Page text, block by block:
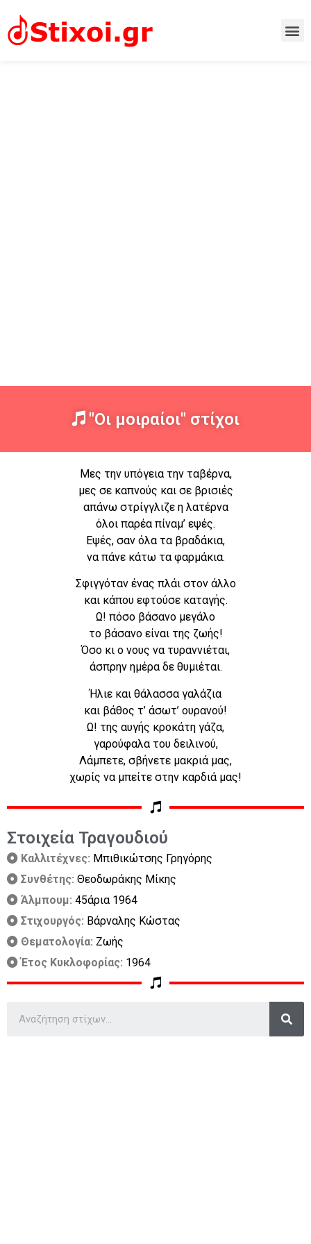
"Οι μοιραίοι" στίχοι
Mες την υπόγεια την ταβέρνα,
μες σε καπνούς και σε βρισιές
απάνω στρίγγλιζε η λατέρνα
όλοι παρέα πίναμ’ εψές.
Εψές, σαν όλα τα βραδάκια,
να πάνε κάτω τα φαρμάκια.
Σφιγγόταν ένας πλάι στον άλλο
και κάπου εφτούσε καταγής.
Ω! πόσο βάσανο μεγάλο
το βάσανο είναι της ζωής!
Όσο κι ο νους να τυραννιέται,
άσπρην ημέρα δε θυμιέται.
Ήλιε και θάλασσα γαλάζια
και βάθος τ’ άσωτ’ ουρανού!
Ω! της αυγής κροκάτη γάζα,
γαρούφαλα του δειλινού,
Λάμπετε, σβήνετε μακριά μας,
χωρίς να μπείτε στην καρδιά μας!
Στοιχεία Τραγουδιού
Καλλιτέχνες: Μπιθικώτσης Γρηγόρης
Συνθέτης: Θεοδωράκης Μίκης
Άλμπουμ: 45άρια 1964
Στιχουργός: Βάρναλης Κώστας
Θεματολογία: Ζωής
Έτος Κυκλοφορίας: 1964